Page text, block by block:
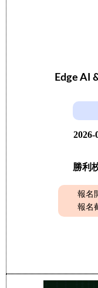
Edge AI
2026-
勝利
報名
報名